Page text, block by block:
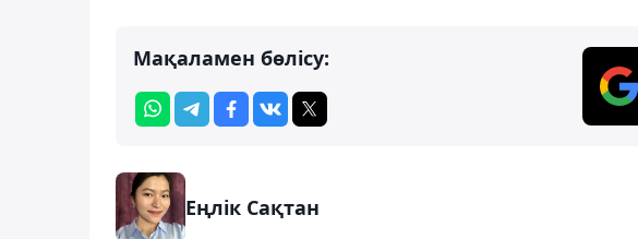
Мақаламен бөлісу:
Еңлік Сақтан